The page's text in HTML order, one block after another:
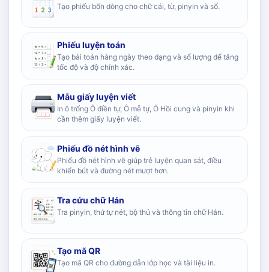
Tạo phiếu bốn dòng cho chữ cái, từ, pinyin và số.
Phiếu luyện toán
Tạo bài toán hằng ngày theo dạng và số lượng để tăng
tốc độ và độ chính xác.
Mẫu giấy luyện viết
In ô trống Ô điền tự, Ô mễ tự, Ô Hồi cung và pinyin khi
cần thêm giấy luyện viết.
Phiếu đồ nét hình vẽ
Phiếu đồ nét hình vẽ giúp trẻ luyện quan sát, điều
khiển bút và đường nét mượt hơn.
Tra cứu chữ Hán
Tra pinyin, thứ tự nét, bộ thủ và thông tin chữ Hán.
Tạo mã QR
Tạo mã QR cho đường dẫn lớp học và tài liệu in.